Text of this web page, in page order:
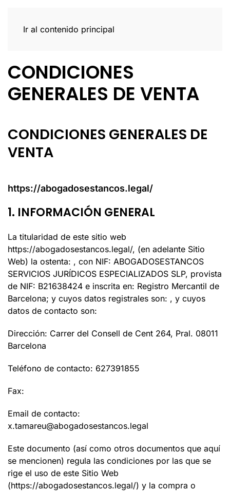
Ir al contenido principal
CONDICIONES
GENERALES DE VENTA
CONDICIONES GENERALES DE
VENTA
https://abogadosestancos.legal/
1. INFORMACIÓN GENERAL
La titularidad de este sitio web
https://abogadosestancos.legal/, (en adelante Sitio
Web) la ostenta: , con NIF: ABOGADOSESTANCOS
SERVICIOS JURÍDICOS ESPECIALIZADOS SLP, provista
de NIF: B21638424 e inscrita en: Registro Mercantil de
Barcelona; y cuyos datos registrales son: , y cuyos
datos de contacto son:
Dirección: Carrer del Consell de Cent 264, Pral. 08011
Barcelona
Teléfono de contacto: 627391855
Fax:
Email de contacto:
x.tamareu@abogadosestancos.legal
Este documento (así como otros documentos que aquí
se mencionen) regula las condiciones por las que se
rige el uso de este Sitio Web
(https://abogadosestancos.legal/) y la compra o